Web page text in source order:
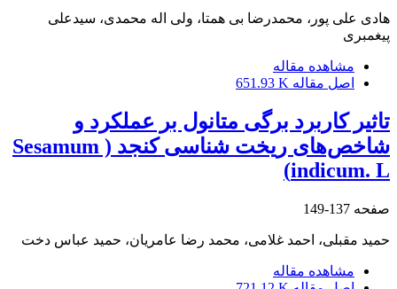
هادی علی پور، محمدرضا بی همتا، ولی اله محمدی، سیدعلی
پیغمبری
مشاهده مقاله
اصل مقاله 651.93 K
تاثیر کاربرد برگی متانول بر عملکرد و
شاخص‌های ریخت شناسی کنجد ( Sesamum
indicum. L)
صفحه 137-149
حمید مقبلی، احمد غلامی، محمد رضا عامریان، حمید عباس دخت
مشاهده مقاله